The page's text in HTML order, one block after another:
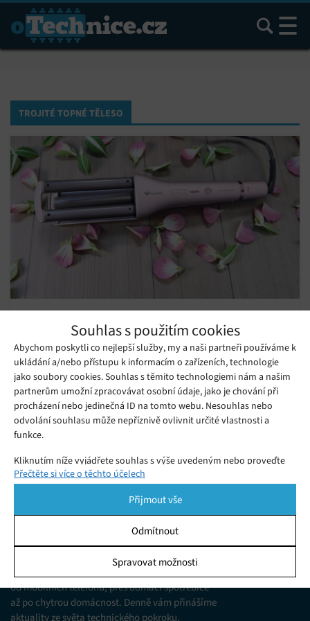
Souhlas s použitím cookies
Abychom poskytli co nejlepší služby, my a naši partneři používáme k
ukládání a/nebo přístupu k informacím o zařízeních, technologie
jako soubory cookies. Souhlas s těmito technologiemi nám a našim
partnerům umožní zpracovávat osobní údaje, jako je chování při
procházení nebo jedinečná ID na tomto webu. Nesouhlas nebo
odvolání souhlasu může nepříznivě ovlivnit určité vlastnosti a
funkce.
Kliknutím níže vyjádřete souhlas s výše uvedeným nebo proveďte
podrobnější rozhodnutí. Vaše volby budou použity pouze na tomto
pomocí přepínačů v Zásadách cookies nebo kliknutím na tlačítko
Spravovat souhlas ve spodní části obrazovky.
Ukládání a/nebo přístup k informacím v zařízení, Porozumění
publiku prostřednictvím statistik nebo kombinací údajů z
různých zdrojů.
Přečtěte si více o těchto účelech
Přijmout vše
Odmítnout
Spravovat možnosti
Hledat
TROJITÉ TOPNÉ TĚLESO
žádná námaha
Sobota 06. 12. 2025 Ivana
TrueLife HairWaver W6 vám umožní tvořit přirozené vlny
rychle, bezpečně a pohodlně. Skvělá volba pro každodenní
styling.
Jsme web zajímající se o technologické novinky
od mobilních telefonů, přes domácí spotřebiče
až po chytrou domácnost. Denně vám přinášíme
aktuality ze světa technického pokroku,